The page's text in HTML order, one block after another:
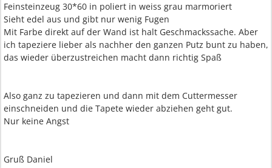
Feinsteinzeug 30*60 in poliert in weiss grau marmoriert
Sieht edel aus und gibt nur wenig Fugen
Mit Farbe direkt auf der Wand ist halt Geschmackssache. Aber
ich tapeziere lieber als nachher den ganzen Putz bunt zu haben,
das wieder überzustreichen macht dann richtig Spaß
Also ganz zu tapezieren und dann mit dem Cuttermesser
einschneiden und die Tapete wieder abziehen geht gut.
Nur keine Angst
Gruß Daniel